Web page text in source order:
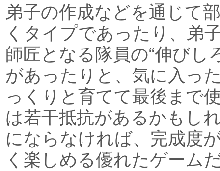
弟子の作成などを通じて
くタイプであったり、弟
師匠となる隊員の“伸びし
があったりと、気に入っ
っくりと育てて最後まで
は若干抵抗があるかもし
にならなければ、完成度
く楽しめる優れたゲーム